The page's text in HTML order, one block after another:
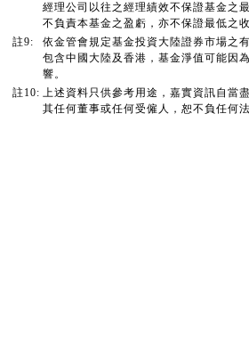
經理公司以往之經理績效不保證基金之
不負責本基金之盈虧，亦不保證最低之
註9:
依金管會規定基金投資大陸證券市場之
包含中國大陸及香港，基金淨值可能因
響。
註10: 上述資料只供參考用途，嘉實資訊自當
其任何董事或任何受僱人，恕不負任何